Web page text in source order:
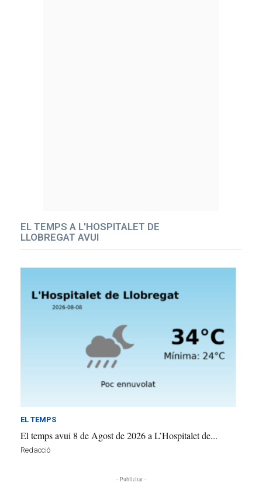
EL TEMPS A L'HOSPITALET DE
LLOBREGAT AVUI
EL TEMPS
El temps avui 8 de Agost de 2026 a L’Hospitalet de...
Redacció
- Publicitat -